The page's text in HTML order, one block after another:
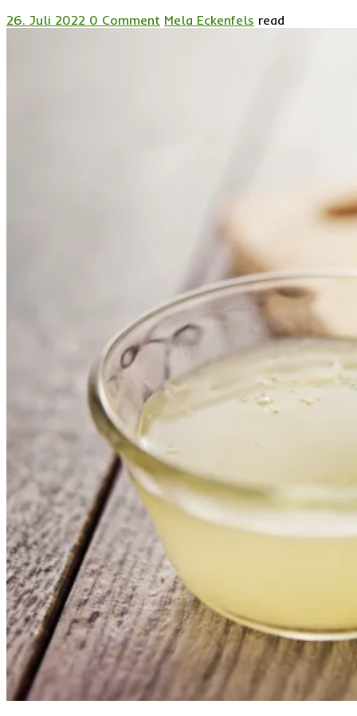
26. Juli 2022 0 Comment Mela Eckenfels read